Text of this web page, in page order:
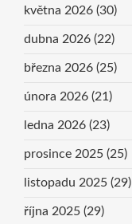
května 2026 (30)
dubna 2026 (22)
března 2026 (25)
února 2026 (21)
ledna 2026 (23)
prosince 2025 (25)
listopadu 2025 (29)
října 2025 (29)